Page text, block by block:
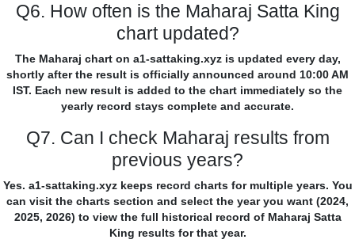
Q6. How often is the Maharaj Satta King
chart updated?
The Maharaj chart on a1-sattaking.xyz is updated every day,
shortly after the result is officially announced around 10:00 AM
IST. Each new result is added to the chart immediately so the
yearly record stays complete and accurate.
Q7. Can I check Maharaj results from
previous years?
Yes. a1-sattaking.xyz keeps record charts for multiple years. You
can visit the charts section and select the year you want (2024,
2025, 2026) to view the full historical record of Maharaj Satta
King results for that year.